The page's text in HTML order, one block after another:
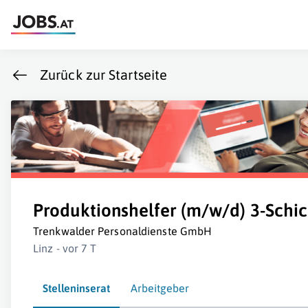
Zurück zur Startseite
Produktionshelfer (m/w/d) 3-
Trenkwalder Personaldienste GmbH
Linz - vor 7 T
Stelleninserat Arbeitgeber